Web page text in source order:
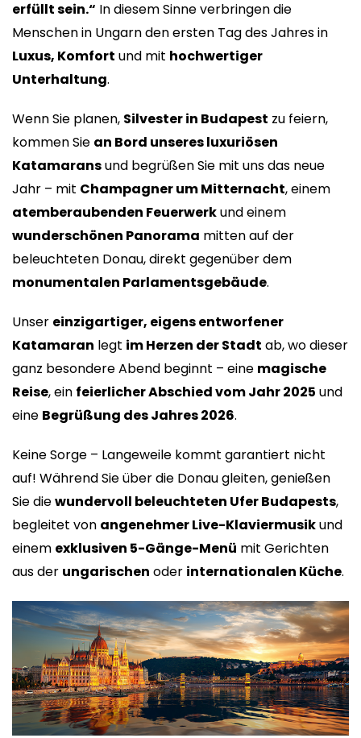
erfüllt sein.“ In diesem Sinne verbringen die
Menschen in Ungarn den ersten Tag des Jahres in
Luxus, Komfort und mit hochwertiger
Unterhaltung.
Wenn Sie planen, Silvester in Budapest zu feiern,
kommen Sie an Bord unseres luxuriösen
Katamaransund begrüßen Sie mit uns das neue
Jahr – mit Champagner um Mitternacht, einem
atemberaubenden Feuerwerkund einem
wunderschönen Panorama mitten auf der
beleuchteten Donau, direkt gegenüber dem
monumentalen Parlamentsgebäude.
Unser einzigartiger, eigens entworfener
Katamaran legt im Herzen der Stadt ab, wo dieser
ganz besondere Abend beginnt – eine magische
Reise, ein feierlicher Abschied vom Jahr 2025 und
eine Begrüßung des Jahres 2026.
Keine Sorge – Langeweile kommt garantiert nicht
auf! Während Sie über die Donau gleiten, genießen
Sie diewundervoll beleuchteten Ufer Budapests,
begleitet von angenehmer Live-Klaviermusikund
einem exklusiven 5-Gänge-Menü mit Gerichten
aus der ungarischen oder internationalen Küche.